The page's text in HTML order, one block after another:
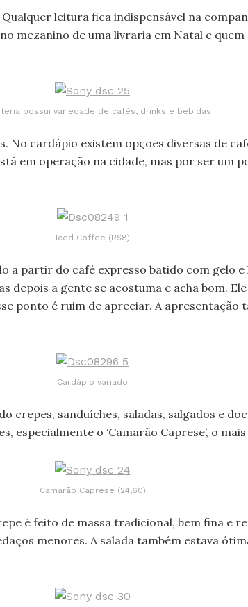
leitura fica indispensável na
mezanino de uma livraria em Natal e
possui variedade de cafés, drinks e bebidas
No cardápio existem opções diversas de
em operação na cidade, mas por ser um
Iced Coffee (R$8)
a partir do café expresso batido com gelo
a gente se acostuma e acha bom.
ponto é ruim de apreciar. A apresentação
Cardápio variado
crepes, sanduíches, saladas, salgados e
o ‘Camarão Caprese’, o
Camarão Caprese (24,60)
é feito de massa tradicional, bem fina e
menores. A salada também estava